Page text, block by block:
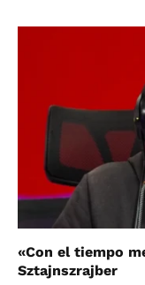
«Con el tiempo
Sztajnszrajber